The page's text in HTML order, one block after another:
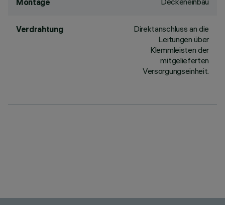
Montage
Verdrahtung
Direktanschluss an die
Leitungen über
Klemmleisten der
mitgelieferten
Versorgungseinheit.